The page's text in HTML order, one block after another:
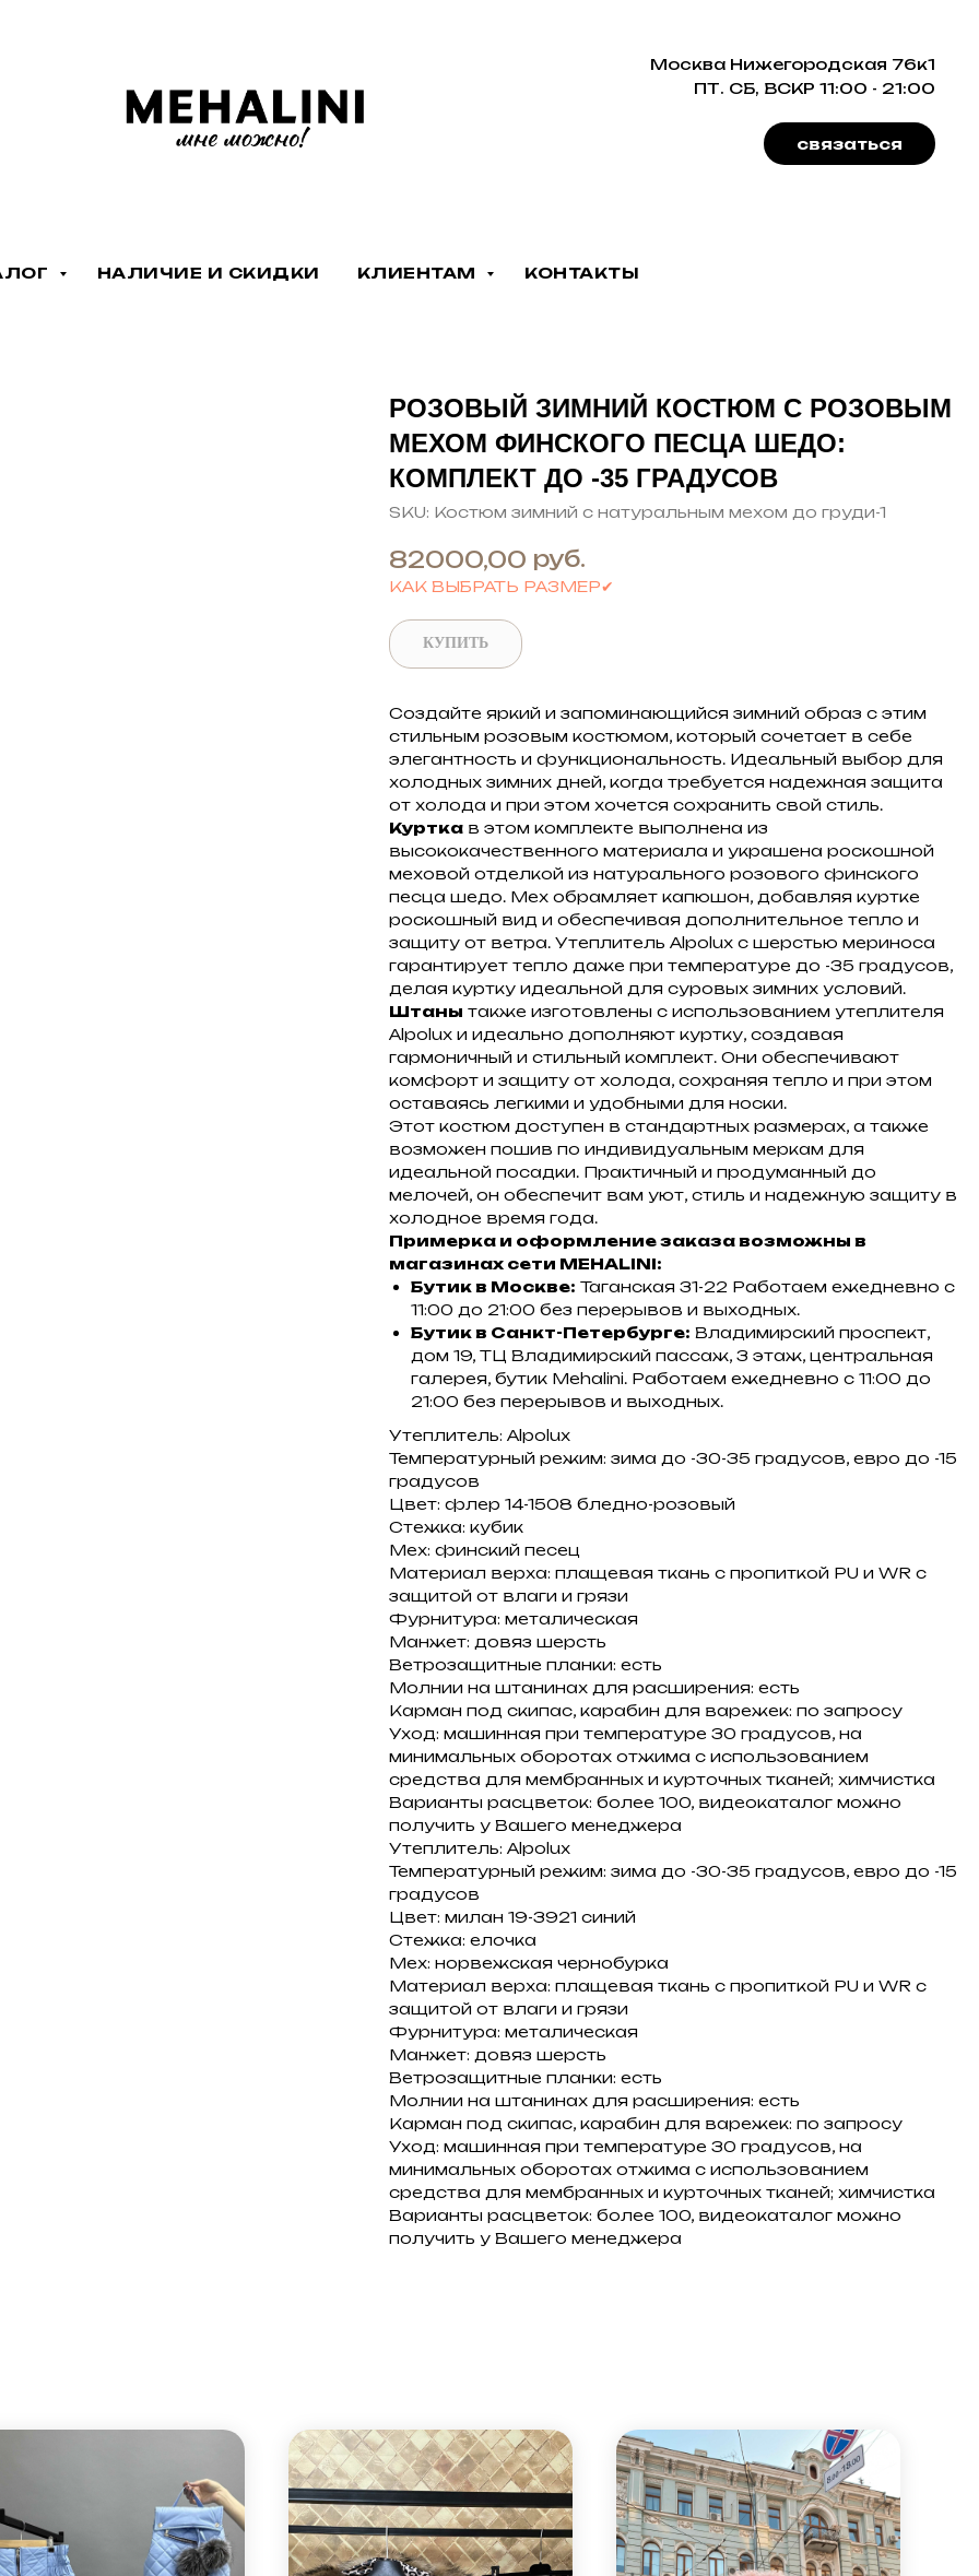
Москва Нижегородская 76к1
ПТ. СБ, ВСКР 11:00 - 21:00
связаться
НАЛИЧИЕ И СКИДКИ КЛИЕНТАМ КОНТАКТЫ
РОЗОВЫЙ ЗИМНИЙ КОСТЮМ С РОЗОВЫМ
МЕХОМ ФИНСКОГО ПЕСЦА ШЕДО:
КОМПЛЕКТ ДО -35 ГРАДУСОВ
SKU: Костюм зимний с натуральным мехом до груди-1
82000,00 руб.
КАК ВЫБРАТЬ РАЗМЕР✔
КУПИТЬ
Создайте яркий и запоминающийся зимний образ с этим
стильным розовым костюмом, который сочетает в себе
элегантность и функциональность. Идеальный выбор для
холодных зимних дней, когда требуется надежная защита
от холода и при этом хочется сохранить свой стиль.
Курткав этом комплекте выполнена из
высококачественного материала и украшена роскошной
меховой отделкой из натурального розового финского
песца шедо. Мех обрамляет капюшон, добавляя куртке
роскошный вид и обеспечивая дополнительное тепло и
защиту от ветра. Утеплитель Alpolux с шерстью мериноса
гарантирует тепло даже при температуре до -35 градусов,
делая куртку идеальной для суровых зимних условий.
Штаны также изготовлены с использованием утеплителя
Alpolux и идеально дополняют куртку, создавая
гармоничный и стильный комплект. Они обеспечивают
комфорт и защиту от холода, сохраняя тепло и при этом
оставаясь легкими и удобными для носки.
Этот костюм доступен в стандартных размерах, а также
возможен пошив по индивидуальным меркам для
идеальной посадки. Практичный и продуманный до
мелочей, он обеспечит вам уют, стиль и надежную защиту в
холодное время года.
Примерка и оформление заказа возможны в
магазинах сети MEHALINI:
Бутик в Москве: Таганская 31-22 Работаем ежедневно с
11:00 до 21:00 без перерывов и выходных.
Бутик в Санкт-Петербурге: Владимирский проспект,
дом 19, ТЦ Владимирский пассаж, 3 этаж, центральная
галерея, бутик Mehalini. Работаем ежедневно с 11:00 до
21:00 без перерывов и выходных.
Утеплитель: Alpolux
Температурный режим: зима до -30-35 градусов, евро до -15
градусов
Цвет: флер 14-1508 бледно-розовый
Стежка: кубик
Мех: финский песец
Материал верха: плащевая ткань с пропиткой PU и WR с
защитой от влаги и грязи
Фурнитура: металическая
Манжет: довяз шерсть
Ветрозащитные планки: есть
Молнии на штанинах для расширения: есть
Карман под скипас, карабин для варежек: по запросу
Уход: машинная при температуре 30 градусов, на
минимальных оборотах отжима с использованием
средства для мембранных и курточных тканей; химчистка
Варианты расцветок: более 100, видеокаталог можно
получить у Вашего менеджера
Утеплитель: Alpolux
Температурный режим: зима до -30-35 градусов, евро до -15
градусов
Цвет: милан 19-3921 синий
Стежка: елочка
Мех: норвежская чернобурка
Материал верха: плащевая ткань с пропиткой PU и WR с
защитой от влаги и грязи
Фурнитура: металическая
Манжет: довяз шерсть
Ветрозащитные планки: есть
Молнии на штанинах для расширения: есть
Карман под скипас, карабин для варежек: по запросу
Уход: машинная при температуре 30 градусов, на
минимальных оборотах отжима с использованием
средства для мембранных и курточных тканей; химчистка
Варианты расцветок: более 100, видеокаталог можно
получить у Вашего менеджера